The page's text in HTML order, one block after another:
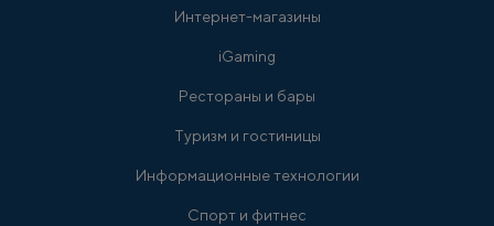
Интернет-магазины
iGaming
Рестораны и бары
Туризм и гостиницы
Информационные технологии
Спорт и фитнес